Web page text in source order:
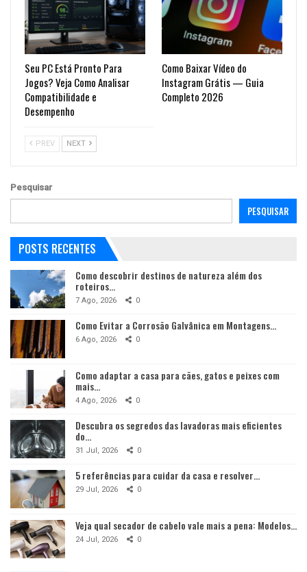
Seu PC Está Pronto Para
Jogos? Veja Como Analisar
Compatibilidade e
Desempenho
Como Baixar Vídeo do
Instagram Grátis — Guia
Completo 2026
PREV NEXT
Pesquisar
PESQUISAR
POSTS RECENTES
Como descobrir destinos de natureza além dos
roteiros…
7 Ago, 2026 0
Como Evitar a Corrosão Galvânica em Montagens…
6 Ago, 2026 0
Como adaptar a casa para cães, gatos e peixes com
mais…
4 Ago, 2026 0
Descubra os segredos das lavadoras mais eficientes
do…
31 Jul, 2026 0
5 referências para cuidar da casa e resolver…
29 Jul, 2026 0
Veja qual secador de cabelo vale mais a pena: Modelos…
24 Jul, 2026 0